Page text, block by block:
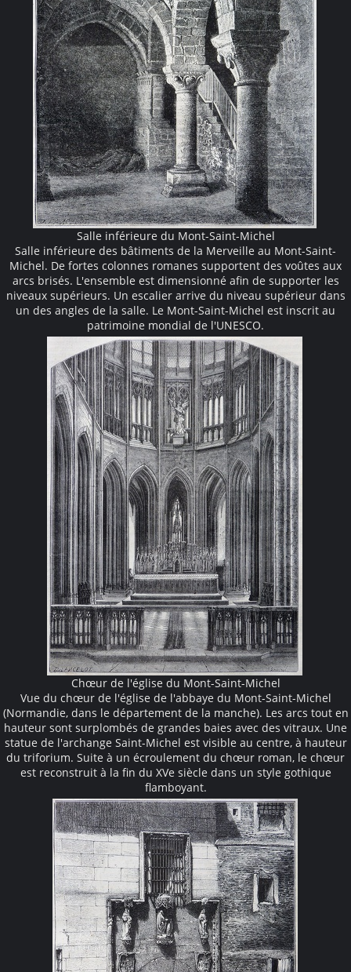
Salle inférieure du Mont-Saint-Michel
Salle inférieure des bâtiments de la Merveille au Mont-Saint-
Michel. De fortes colonnes romanes supportent des voûtes aux
arcs brisés. L'ensemble est dimensionné afin de supporter les
niveaux supérieurs. Un escalier arrive du niveau supérieur dans
un des angles de la salle. Le Mont-Saint-Michel est inscrit au
patrimoine mondial de l'UNESCO.
Chœur de l'église du Mont-Saint-Michel
Vue du chœur de l'église de l'abbaye du Mont-Saint-Michel
(Normandie, dans le département de la manche). Les arcs tout en
hauteur sont surplombés de grandes baies avec des vitraux. Une
statue de l'archange Saint-Michel est visible au centre, à hauteur
du triforium. Suite à un écroulement du chœur roman, le chœur
est reconstruit à la fin du XVe siècle dans un style gothique
flamboyant.